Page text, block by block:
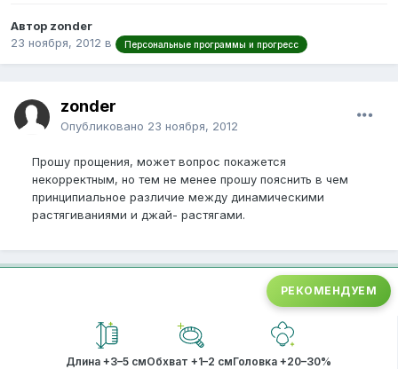
Автор zonder
23 ноября, 2012 в Персональные программы и прогресс
zonder
Опубликовано 23 ноября, 2012
Прошу прощения, может вопрос покажется
некорректным, но тем не менее прошу пояснить в чем
принципиальное различие между динамическими
растягиваниями и джай- растягами.
РЕКОМЕНДУЕМ
Длина +3–5 смОбхват +1–2 смГоловка +20–30%